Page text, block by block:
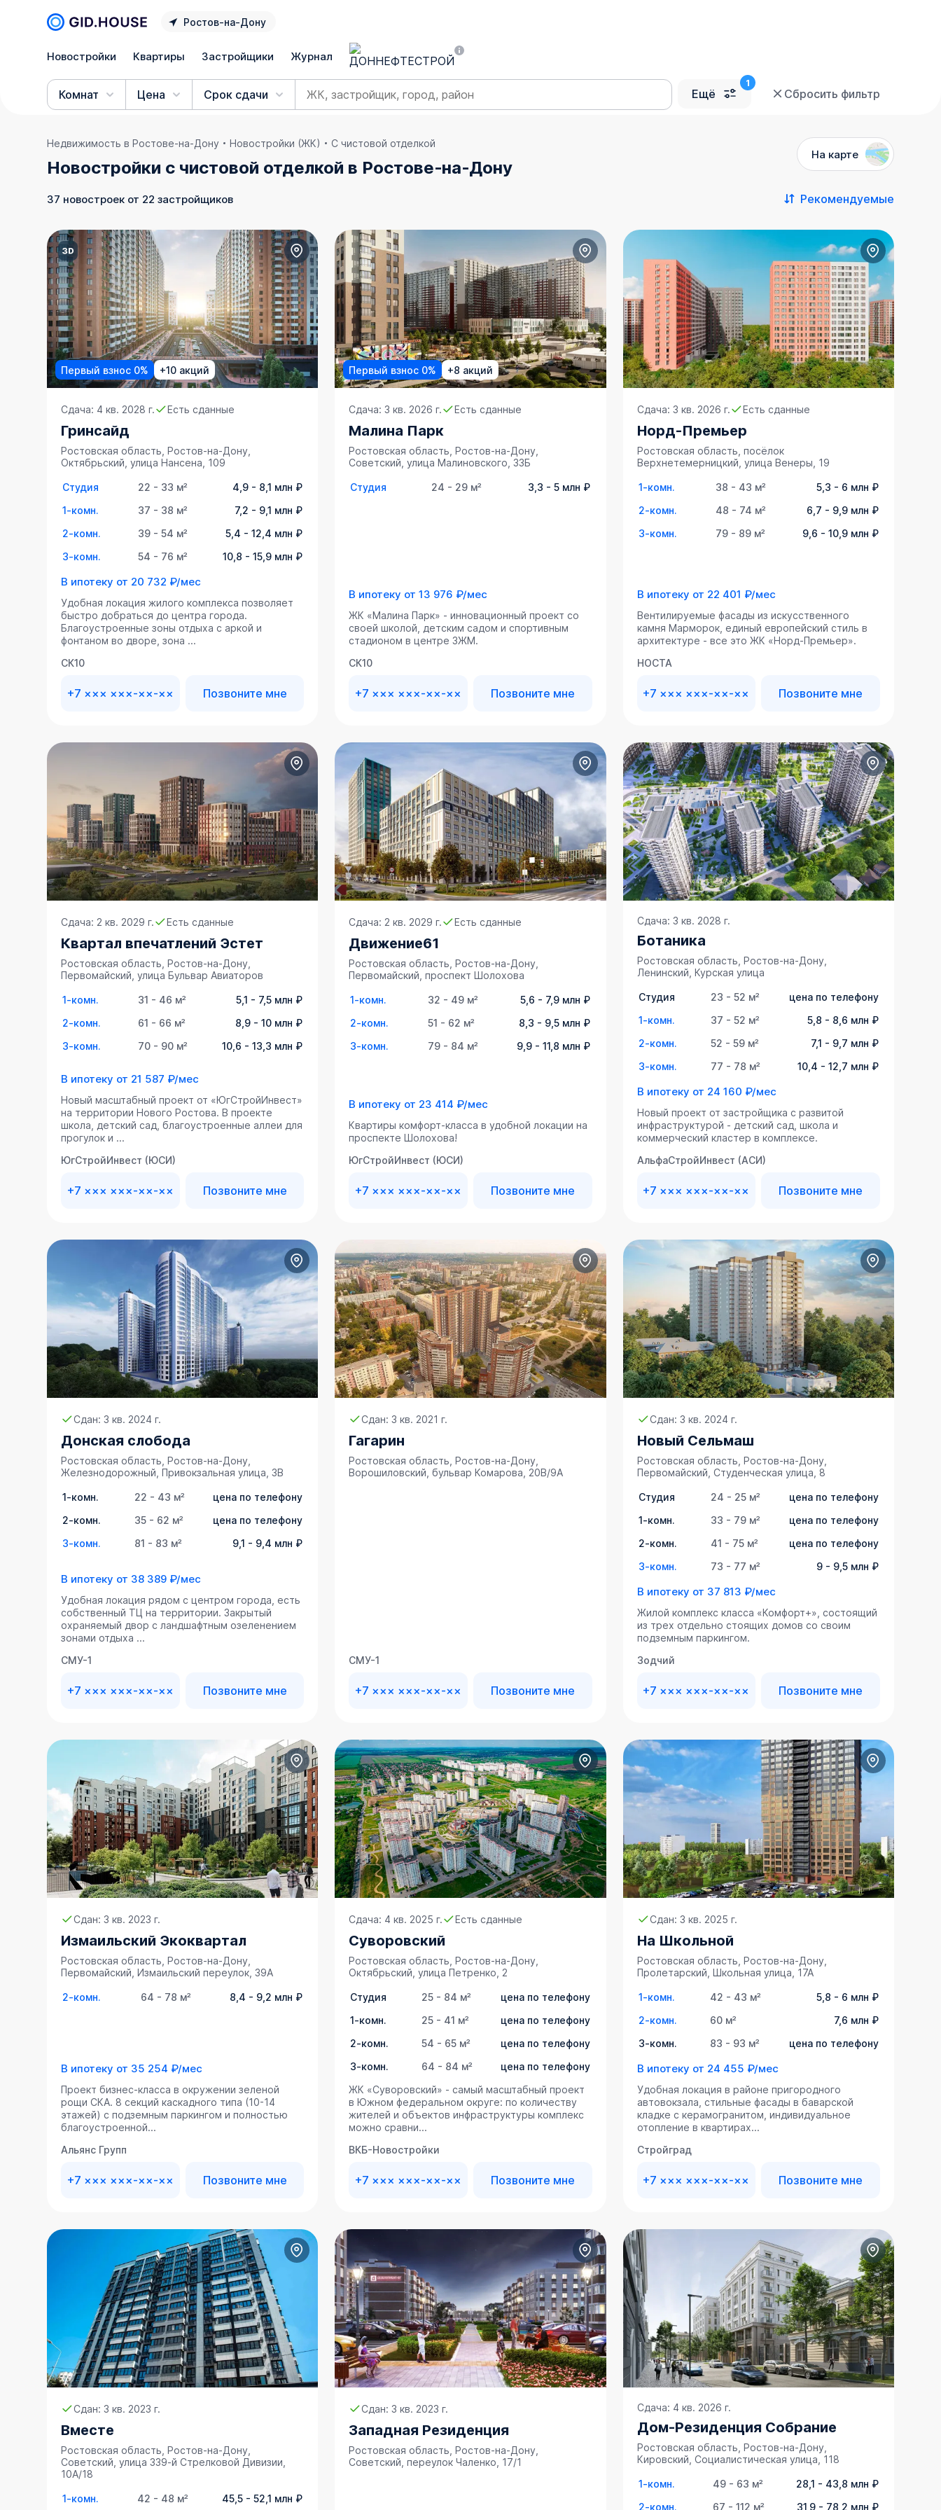
Ростов‑на‑Дону
Новостройки Квартиры Застройщики Журнал
Комнат Цена Срок сдачи Ещё Сбросить фильтр
Недвижимость в Ростове‑на‑Дону Новостройки (ЖК) С чистовой отделкой
Новостройки с чистовой отделкой в Ростове‑на‑Дону
На карте
37 новостроек от 22 застройщиков Рекомендуемые
Первый взнос 0% +10 акций
Сдача: 4 кв. 2028 г. Есть сданные
Гринсайд
Ростовская область, Ростов-на-Дону,
Октябрьский, улица Нансена, 109
Студия 22 - 33 м²
4,9 - 8,1 млн ₽
1-комн.
37 - 38 м²
7,2 - 9,1 млн ₽
2-комн.
39 - 54 м²
5,4 - 12,4 млн ₽
3-комн.
54 - 76 м² 10,8 - 15,9 млн ₽
В ипотеку от 20 732 ₽/мес
Удобная локация жилого комплекса позволяет
быстро добраться до центра города.
Благоустроенные зоны отдыха с аркой и
фонтаном во дворе, зона ...
СК10
+7 ××× ×××-××-×× Позвоните мне
Первый взнос 0% +8 акций
Сдача: 3 кв. 2026 г. Есть сданные
Малина Парк
Ростовская область, Ростов-на-Дону,
Советский, улица Малиновского, 33Б
Студия 24 - 29 м² 3,3 - 5 млн ₽
В ипотеку от13 976 ₽/мес
ЖК «Малина Парк» - инновационный проект со
своей школой, детским садом и спортивным
стадионом в центре ЗЖМ.
СК10
+7 ××× ×××-××-×× Позвоните мне
Сдача: 3 кв. 2026 г. Есть сданные
Норд-Премьер
Ростовская область, посёлок
Верхнетемерницкий, улица Венеры, 19
1-комн. 38 - 43 м²
5,3 - 6 млн ₽
2-комн.
48 - 74 м²
6,7 - 9,9 млн ₽
3-комн.
79 - 89 м² 9,6 - 10,9 млн ₽
В ипотеку от 22 401 ₽/мес
Вентилируемые фасады из искусственного
камня Марморок, единый европейский стиль в
архитектуре - все это ЖК «Норд-Премьер».
НОСТА
+7 ××× ×××-××-×× Позвоните мне
Сдача: 2 кв. 2029 г. Есть сданные
Квартал впечатлений Эстет
Ростовская область, Ростов-на-Дону,
Первомайский, улица Бульвар Авиаторов
1-комн. 31 - 46 м²
5,1 - 7,5 млн ₽
2-комн.
61 - 66 м²
8,9 - 10 млн ₽
3-комн.
70 - 90 м² 10,6 - 13,3 млн ₽
В ипотеку от 21 587 ₽/мес
Новый масштабный проект от «ЮгСтройИнвест»
на территории Нового Ростова. В проекте
школа, детский сад, благоустроенные аллеи для
прогулок и ...
ЮгСтройИнвест (ЮСИ)
+7 ××× ×××-××-×× Позвоните мне
Сдача: 2 кв. 2029 г. Есть сданные
Движение61
Ростовская область, Ростов-на-Дону,
Первомайский, проспект Шолохова
1-комн. 32 - 49 м²
5,6 - 7,9 млн ₽
2-комн.
51 - 62 м²
8,3 - 9,5 млн ₽
3-комн.
79 - 84 м² 9,9 - 11,8 млн ₽
В ипотеку от 23 414 ₽/мес
Квартиры комфорт-класса в удобной локации на
проспекте Шолохова!
ЮгСтройИнвест (ЮСИ)
+7 ××× ×××-××-×× Позвоните мне
Сдача: 3 кв. 2028 г.
Ботаника
Ростовская область, Ростов-на-Дону,
Ленинский, Курская улица
Студия 23 - 52 м²
цена по телефону
1-комн.
37 - 52 м²
5,8 - 8,6 млн ₽
2-комн.
52 - 59 м²
7,1 - 9,7 млн ₽
3-комн.
77 - 78 м² 10,4 - 12,7 млн ₽
В ипотеку от 24 160 ₽/мес
Новый проект от застройщика с развитой
инфраструктурой - детский сад, школа и
коммерческий кластер в комплексе.
АльфаСтройИнвест (АСИ)
+7 ××× ×××-××-×× Позвоните мне
Сдан: 3 кв. 2024 г.
Донская слобода
Ростовская область, Ростов-на-Дону,
Железнодорожный, Привокзальная улица, 3В
1-комн. 22 - 43 м²
цена по телефону
2-комн.
35 - 62 м²
цена по телефону
3-комн.
81 - 83 м² 9,1 - 9,4 млн ₽
В ипотеку от 38 389 ₽/мес
Удобная локация рядом с центром города, есть
собственный ТЦ на территории. Закрытый
охраняемый двор с ландшафтным озеленением
зонами отдыха ...
СМУ-1
+7 ××× ×××-××-×× Позвоните мне
Сдан: 3 кв. 2021 г.
Гагарин
Ростовская область, Ростов-на-Дону,
Ворошиловский, бульвар Комарова, 20В/9А
СМУ-1
+7 ××× ×××-××-×× Позвоните мне
Сдан: 3 кв. 2024 г.
Новый Сельмаш
Ростовская область, Ростов-на-Дону,
Первомайский, Студенческая улица, 8
Студия 24 - 25 м²
цена по телефону
1-комн.
33 - 79 м²
цена по телефону
2-комн.
41 - 75 м²
цена по телефону
3-комн.
73 - 77 м² 9 - 9,5 млн ₽
В ипотеку от 37 813 ₽/мес
Жилой комплекс класса «Комфорт+», состоящий
из трех отдельно стоящих домов со своим
подземным паркингом.
Зодчий
+7 ××× ×××-××-×× Позвоните мне
Сдан: 3 кв. 2023 г.
Измаильский Экоквартал
Ростовская область, Ростов-на-Дону,
Первомайский, Измаильский переулок, 39А
2-комн. 64 - 78 м² 8,4 - 9,2 млн ₽
В ипотеку от 35 254 ₽/мес
Проект бизнес-класса в окружении зеленой
рощи СКА. 8 секций каскадного типа (10-14
этажей) с подземным паркингом и полностью
благоустроенной...
Альянс Групп
+7 ××× ×××-××-×× Позвоните мне
Сдача: 4 кв. 2025 г. Есть сданные
Суворовский
Ростовская область, Ростов-на-Дону,
Октябрьский, улица Петренко, 2
Студия 25 - 84 м²
цена по телефону
1-комн.
25 - 41 м²
цена по телефону
2-комн.
54 - 65 м²
цена по телефону
3-комн.
64 - 84 м²
цена по телефону
ЖК «Суворовский» - самый масштабный проект
в Южном федеральном округе: по количеству
жителей и объектов инфраструктуры комплекс
можно сравни...
ВКБ-Новостройки
+7 ××× ×××-××-×× Позвоните мне
Сдан: 3 кв. 2025 г.
На Школьной
Ростовская область, Ростов-на-Дону,
Пролетарский, Школьная улица, 17А
1-комн. 42 - 43 м²
5,8 - 6 млн ₽
2-комн.
60 м²
7,6 млн ₽
3-комн.
83 - 93 м² цена по телефону
В ипотеку от 24 455 ₽/мес
Удобная локация в районе пригородного
автовокзала, стильные фасады в баварской
кладке с керамогранитом, индивидуальное
отопление в квартирах...
Стройград
+7 ××× ×××-××-×× Позвоните мне
Сдан: 3 кв. 2023 г.
Вместе
Ростовская область, Ростов-на-Дону,
Советский, улица 339-й Стрелковой Дивизии,
10А/18
1-комн. 42 - 48 м² 45,5 - 52,1 млн ₽
Сдан: 3 кв. 2023 г.
Западная Резиденция
Ростовская область, Ростов-на-Дону,
Советский, переулок Чаленко, 17/1
Сдача: 4 кв. 2026 г.
Дом-Резиденция Собрание
Ростовская область, Ростов-на-Дону,
Кировский, Социалистическая улица, 118
1-комн. 49 - 63 м²
28,1 - 43,8 млн ₽
2-комн.
67 - 112 м² 31,9 - 78,2 млн ₽